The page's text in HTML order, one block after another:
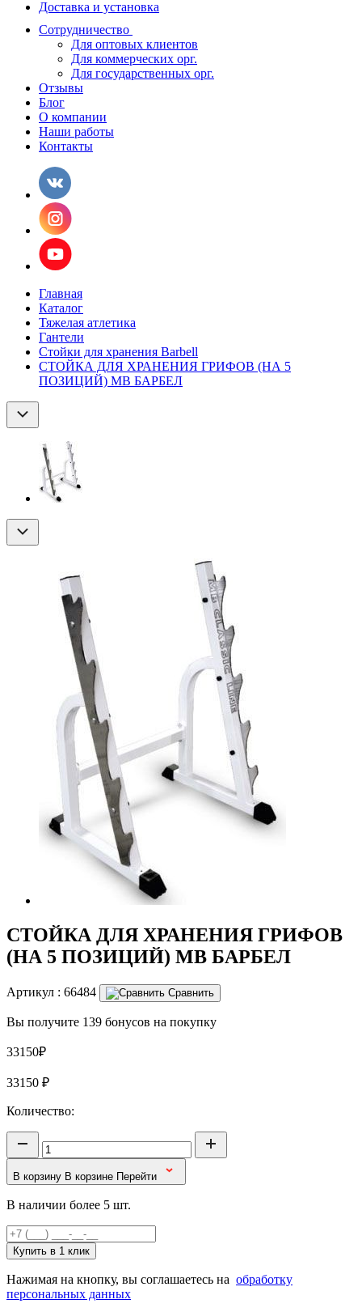
Доставка и установка
Сотрудничество
Для оптовых клиентов
Для коммерческих орг.
Для государственных орг.
Отзывы
Блог
О компании
Наши работы
Контакты
Главная
Каталог
Тяжелая атлетика
Гантели
Стойки для хранения Barbell
СТОЙКА ДЛЯ ХРАНЕНИЯ ГРИФОВ (НА 5
ПОЗИЦИЙ) MB БАРБЕЛ
СТОЙКА ДЛЯ ХРАНЕНИЯ ГРИФОВ
(НА 5 ПОЗИЦИЙ) MB БАРБЕЛ
Артикул : 66484 Сравнить
Вы получите 139 бонусов на покупку
33150₽
33150 ₽
Количество:
В корзину В корзине Перейти
В наличии более 5 шт.
Купить в 1 клик
Нажимая на кнопку, вы соглашаетесь на обработку
персональных данных